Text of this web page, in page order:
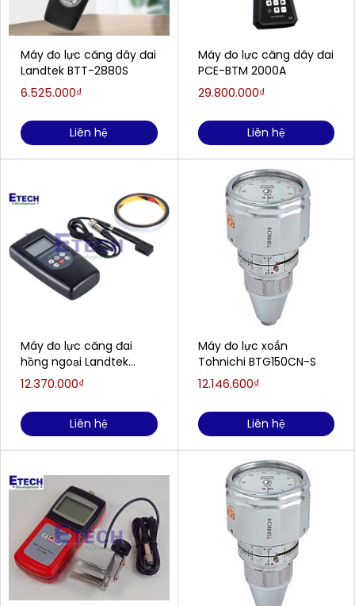
Máy đo lực căng dây đai
Landtek BTT-2880S
6.525.000₫
Liên hệ
Máy đo lực căng đai
hồng ngoại Landtek
BTT-2880R5
12.370.000₫
Liên hệ
Máy đo lực căng dây đai
PCE-BTM 2000A
29.800.000₫
Liên hệ
Máy đo lực xoắn
Tohnichi BTG150CN-S
12.146.600₫
Liên hệ